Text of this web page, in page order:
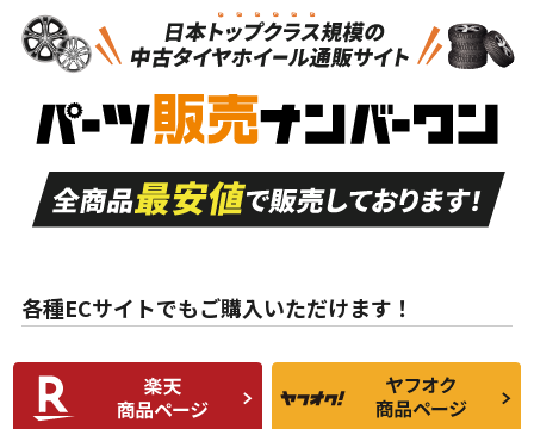
S
品）
S
新車外し品（新古
付き
A
走行距離も少なく、
目立つ傷もほとんど
ない中古品
A
走行距離も少なく、
非常に状態の良い中
古品
な中古品
んどない中古品
C
比較的きれいな中古
品
C
られるが、使用に問
題のない中古品
各種ECサイトでもご購入いただけます！